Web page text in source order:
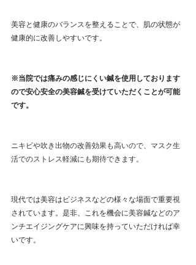
美容と健康のバランスを整えることで、肌の状態が
健康的に改善しやすいです。
※当院では痛みの感じにくい鍼を使用しております
ので安心安全の美容鍼を受けていただくことが可能
です。
ニキビや吹き出物の改善効果も高いので、マスク生
活でのストレス軽減にも期待できます。
現代では美容はビジネスなどの様々な場面で重要視
されています。是非、これを機会に美容鍼などのア
ンチエイジングケアに興味を持っていただければ幸
いです。